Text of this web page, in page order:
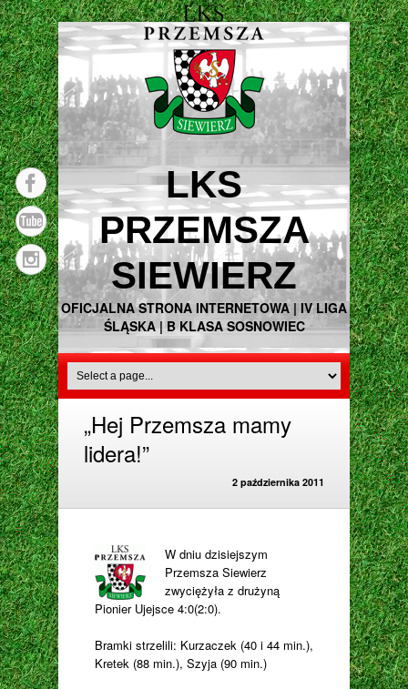
LKS
PRZEMSZA
SIEWIERZ
OFICJALNA STRONA INTERNETOWA | IV LIGA
ŚLĄSKA | B KLASA SOSNOWIEC
„Hej Przemsza mamy
lidera!”
2 października 2011
W dniu dzisiejszym
Przemsza Siewierz
zwyciężyła z drużyną
Pionier Ujejsce 4:0(2:0).
Bramki strzelili: Kurzaczek (40 i 44 min.),
Kretek (88 min.), Szyja (90 min.)